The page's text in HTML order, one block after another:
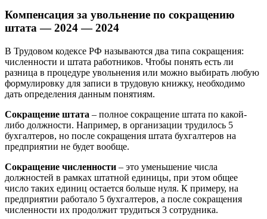
Компенсация за увольнение по сокращению
штата — 2024 — 2024
В Трудовом кодексе РФ называются два типа сокращения:
численности и штата работников. Чтобы понять есть ли
разница в процедуре увольнения или можно выбирать любую
формулировку для записи в трудовую книжку, необходимо
дать определения данным понятиям.
Сокращение штата – полное сокращение штата по какой-
либо должности. Например, в организации трудилось 5
бухгалтеров, но после сокращения штата бухгалтеров на
предприятии не будет вообще.
Сокращение численности – это уменьшение числа
должностей в рамках штатной единицы, при этом общее
число таких единиц остается больше нуля. К примеру, на
предприятии работало 5 бухгалтеров, а после сокращения
численности их продолжит трудиться 3 сотрудника.